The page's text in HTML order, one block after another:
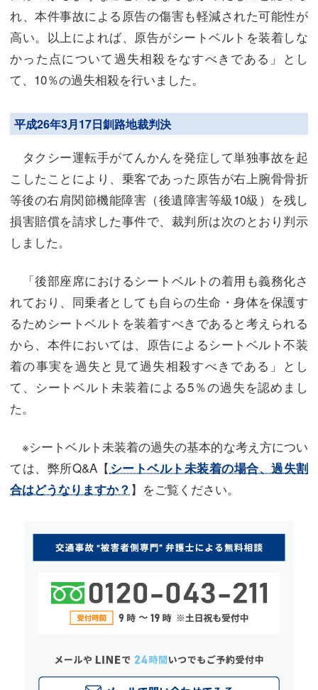
れ、本件事故による原告の傷害も軽減された可能性が
高い。以上によれば、原告がシートベルトを装着しな
かった点について過失相殺をなすべきである」とし
て、10％の過失相殺を行いました。
平成26年3月17日釧路地裁判決
タクシー運転手がてんかんを発症して単独事故を起
こしたことにより、乗客であった原告が右上腕骨骨折
等後の右肩関節機能障害（後遺障害等級10級）を残し
損害賠償を請求した事件で、裁判所は次のとおり判示
しました。
「後部座席におけるシートベルトの着用も義務化さ
れており、同乗者としても自らの生命・身体を保護す
るためシートベルトを装着すべきであると考えられる
から、本件においては、原告によるシートベルト不装
着の事実を過失と見て過失相殺すべきである」とし
て、シートベルト未装着による5％の過失を認めまし
た。
※シートベルト未装着の過失の基本的な考え方につい
ては、弊所Q&A【シートベルト未装着の場合、過失割
合はどうなりますか？ 】をご覧ください。